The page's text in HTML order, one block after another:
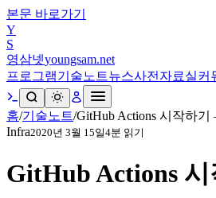
본문 바로가기
Y
S
영삼넷youngsam.net
프로그램기술노트뉴스사전 자료실커
홈/기술노트/GitHub Actions 시작하
Infra2020년 3월 15일4분 읽기
GitHub Actions